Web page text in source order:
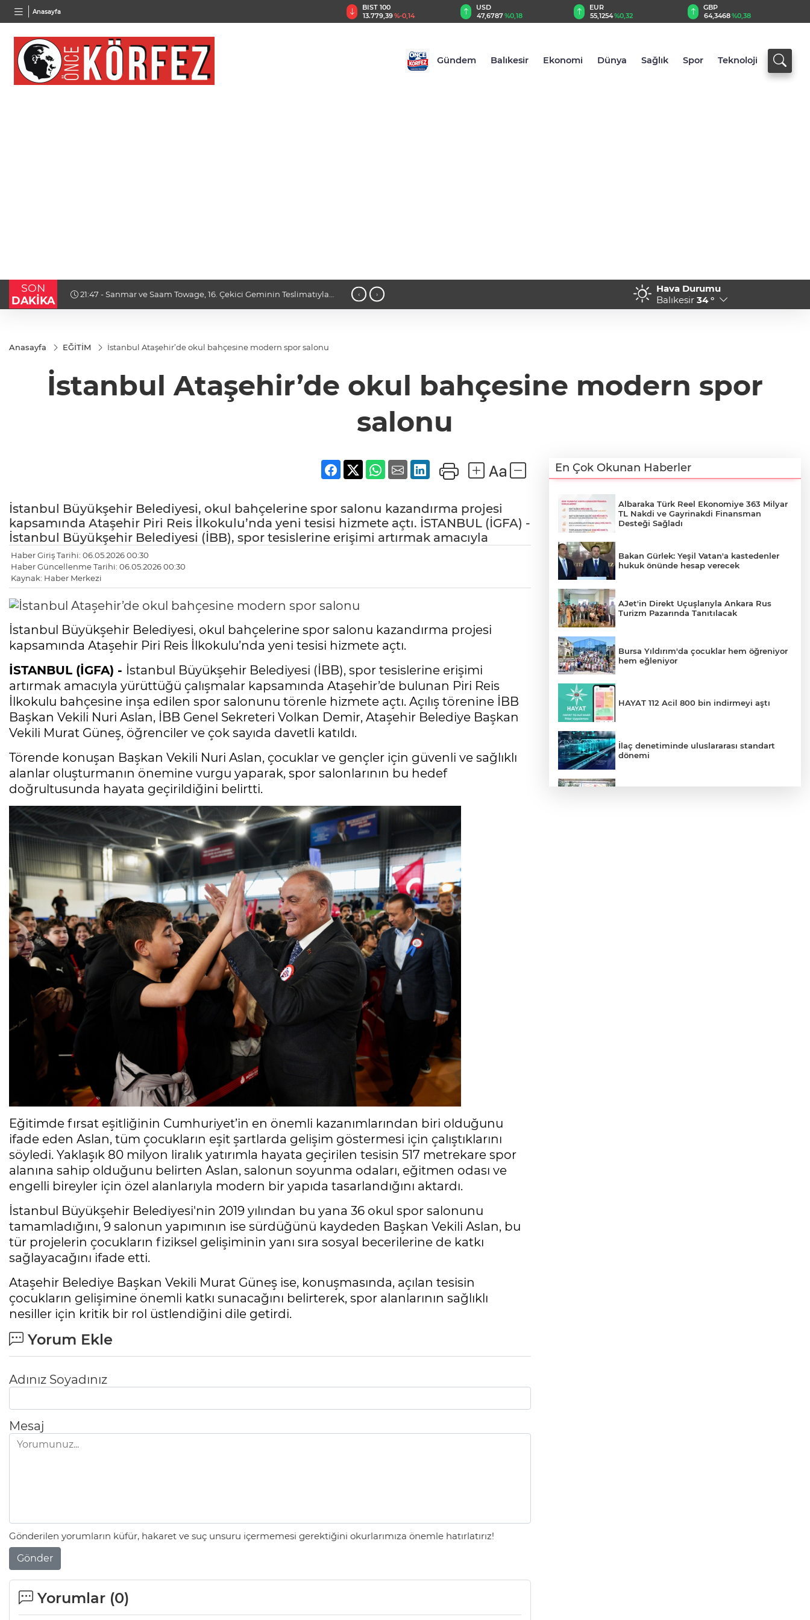
Anasayfa
BGN
27,9743%-0,22
BIST 100
13.779,39%-0,14
USD
47,6787%0,18
EUR
55,1254%0,32
GBP
64,3468%0,38
Gündem Balıkesir Ekonomi Dünya Sağlık Spor Teknoloji
SON
DAKİKA
5,8 21:47 - Sanmar ve Saam Towage, 16. Çekici Geminin Teslimatıyla 21:22 - İş Bankası Grubu
‹ ›
Hava Durumu
Balıkesir 34 °
Anasayfa EĞİTİM İstanbul Ataşehir’de okul bahçesine modern spor salonu
İstanbul Ataşehir’de okul bahçesine modern spor
salonu
İstanbul Büyükşehir Belediyesi, okul bahçelerine spor salonu kazandırma projesi
kapsamında Ataşehir Piri Reis İlkokulu’nda yeni tesisi hizmete açtı. İSTANBUL (İGFA) -
İstanbul Büyükşehir Belediyesi (İBB), spor tesislerine erişimi artırmak amacıyla
Haber Giriş Tarihi: 06.05.2026 00:30
Haber Güncellenme Tarihi: 06.05.2026 00:30
Kaynak: Haber Merkezi
İstanbul Büyükşehir Belediyesi, okul bahçelerine spor salonu kazandırma projesi
kapsamında Ataşehir Piri Reis İlkokulu’nda yeni tesisi hizmete açtı.
İSTANBUL (İGFA) - İstanbul Büyükşehir Belediyesi (İBB), spor tesislerine erişimi
artırmak amacıyla yürüttüğü çalışmalar kapsamında Ataşehir’de bulunan Piri Reis
İlkokulu bahçesine inşa edilen spor salonunu törenle hizmete açtı. Açılış törenine İBB
Başkan Vekili Nuri Aslan, İBB Genel Sekreteri Volkan Demir, Ataşehir Belediye Başkan
Vekili Murat Güneş, öğrenciler ve çok sayıda davetli katıldı.
Törende konuşan Başkan Vekili Nuri Aslan, çocuklar ve gençler için güvenli ve sağlıklı
alanlar oluşturmanın önemine vurgu yaparak, spor salonlarının bu hedef
doğrultusunda hayata geçirildiğini belirtti.
Eğitimde fırsat eşitliğinin Cumhuriyet’in en önemli kazanımlarından biri olduğunu
ifade eden Aslan, tüm çocukların eşit şartlarda gelişim göstermesi için çalıştıklarını
söyledi. Yaklaşık 80 milyon liralık yatırımla hayata geçirilen tesisin 517 metrekare spor
alanına sahip olduğunu belirten Aslan, salonun soyunma odaları, eğitmen odası ve
engelli bireyler için özel alanlarıyla modern bir yapıda tasarlandığını aktardı.
İstanbul Büyükşehir Belediyesi'nin 2019 yılından bu yana 36 okul spor salonunu
tamamladığını, 9 salonun yapımının ise sürdüğünü kaydeden Başkan Vekili Aslan, bu
tür projelerin çocukların fiziksel gelişiminin yanı sıra sosyal becerilerine de katkı
sağlayacağını ifade etti.
Ataşehir Belediye Başkan Vekili Murat Güneş ise, konuşmasında, açılan tesisin
çocukların gelişimine önemli katkı sunacağını belirterek, spor alanlarının sağlıklı
nesiller için kritik bir rol üstlendiğini dile getirdi.
Yorum Ekle
Adınız Soyadınız
Mesaj
Gönderilen yorumların küfür, hakaret ve suç unsuru içermemesi gerektiğini okurlarımıza önemle hatırlatırız!
Gönder
Yorumlar (0)
En Çok Okunan Haberler
Albaraka Türk Reel Ekonomiye 363 Milyar
TL Nakdi ve Gayrinakdi Finansman
Desteği Sağladı
Bakan Gürlek: Yeşil Vatan'a kastedenler
hukuk önünde hesap verecek
AJet'in Direkt Uçuşlarıyla Ankara Rus
Turizm Pazarında Tanıtılacak
Bursa Yıldırım'da çocuklar hem öğreniyor
hem eğleniyor
HAYAT 112 Acil 800 bin indirmeyi aştı
İlaç denetiminde uluslararası standart
dönemi